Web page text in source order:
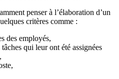
penser à l’élaboration d’un
critères comme :
des employés,
qui leur ont été assignées